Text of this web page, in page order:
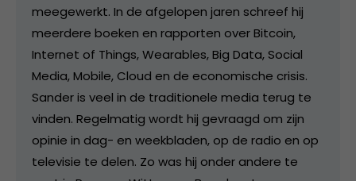
meegewerkt. In de afgelopen jaren schreef hij
meerdere boeken en rapporten over Bitcoin,
Internet of Things, Wearables, Big Data, Social
Media, Mobile, Cloud en de economische crisis.
Sander is veel in de traditionele media terug te
vinden. Regelmatig wordt hij gevraagd om zijn
opinie in dag- en weekbladen, op de radio en op
televisie te delen. Zo was hij onder andere te